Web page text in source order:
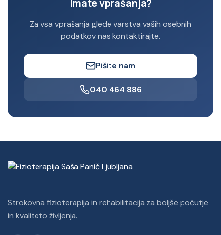
Imate vprašanja?
Za vsa vprašanja glede varstva vaših osebnih
podatkov nas kontaktirajte.
Pišite nam
040 464 886
Strokovna fizioterapija in rehabilitacija za boljše počutje
in kvaliteto življenja.